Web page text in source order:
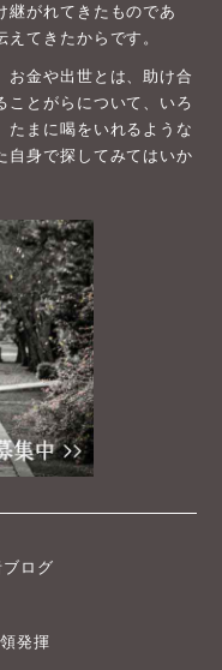
継がれてきたものであ
てきたからです。
お金や出世とは、助け合
ことがらについて、いろ
たまに喝をいれるような
自身で探してみてはいか
ログ
発揮